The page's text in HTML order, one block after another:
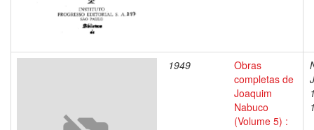
1949
Obras
completas de
Joaquim
Nabuco
(Volume 5) :